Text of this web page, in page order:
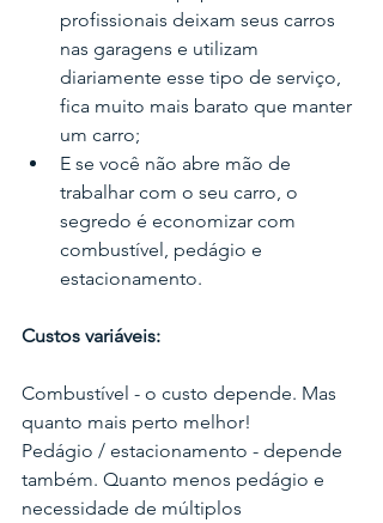
profissionais deixam seus carros
nas garagens e utilizam
diariamente esse tipo de serviço,
fica muito mais barato que manter
um carro;
E se você não abre mão de
trabalhar com o seu carro, o
segredo é economizar com
combustível, pedágio e
estacionamento.
Custos variáveis:
Combustível - o custo depende. Mas
quanto mais perto melhor!
Pedágio / estacionamento - depende
também. Quanto menos pedágio e
necessidade de múltiplos